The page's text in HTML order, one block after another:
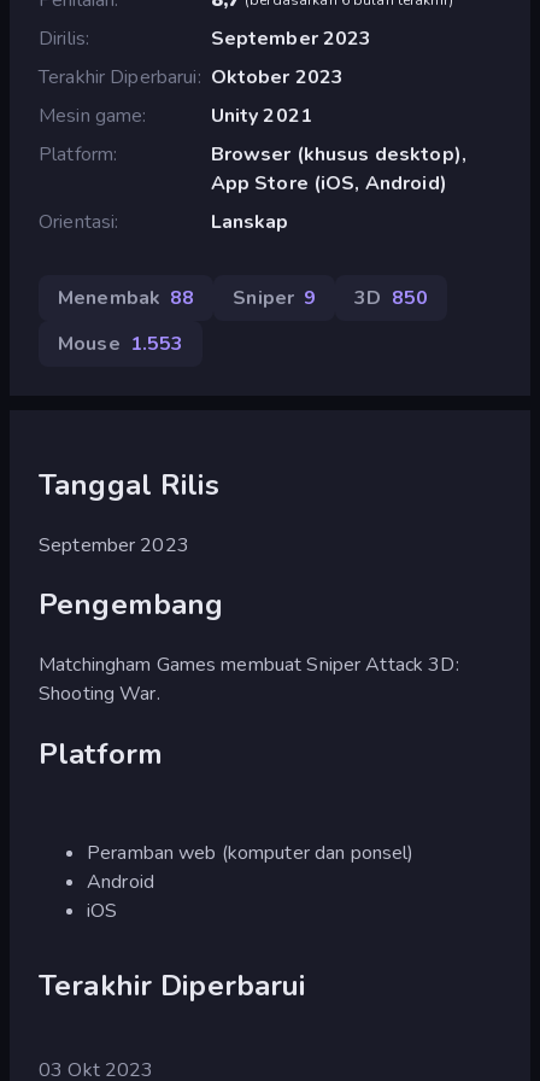
Dirilis
September 2023
Terakhir Diperbarui
Oktober 2023
Mesin game
Unity 2021
Platform
Browser (khusus desktop),
App Store (iOS, Android)
Orientasi
Lanskap
Menembak 88 Sniper 9 3D 850
Mouse 1.553
Tanggal Rilis
September 2023
Pengembang
Matchingham Games membuat Sniper Attack 3D:
Shooting War.
Platform
Peramban web (komputer dan ponsel)
Android
iOS
Terakhir Diperbarui
03 Okt 2023